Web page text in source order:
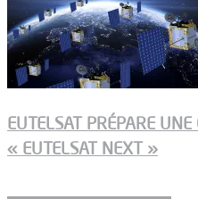
EUTELSAT PRÉPARE
« EUTELSAT NEXT »